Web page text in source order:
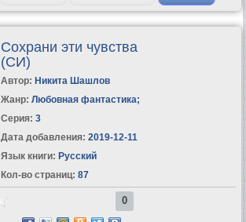
Сохрани эти чувства
(СИ)
Автор: Никита Шашлов
Жанр: Любовная фантастика;
Серия: 3
Дата добавления: 2019-12-11
Язык книги: Русский
Кол-во страниц: 87
0